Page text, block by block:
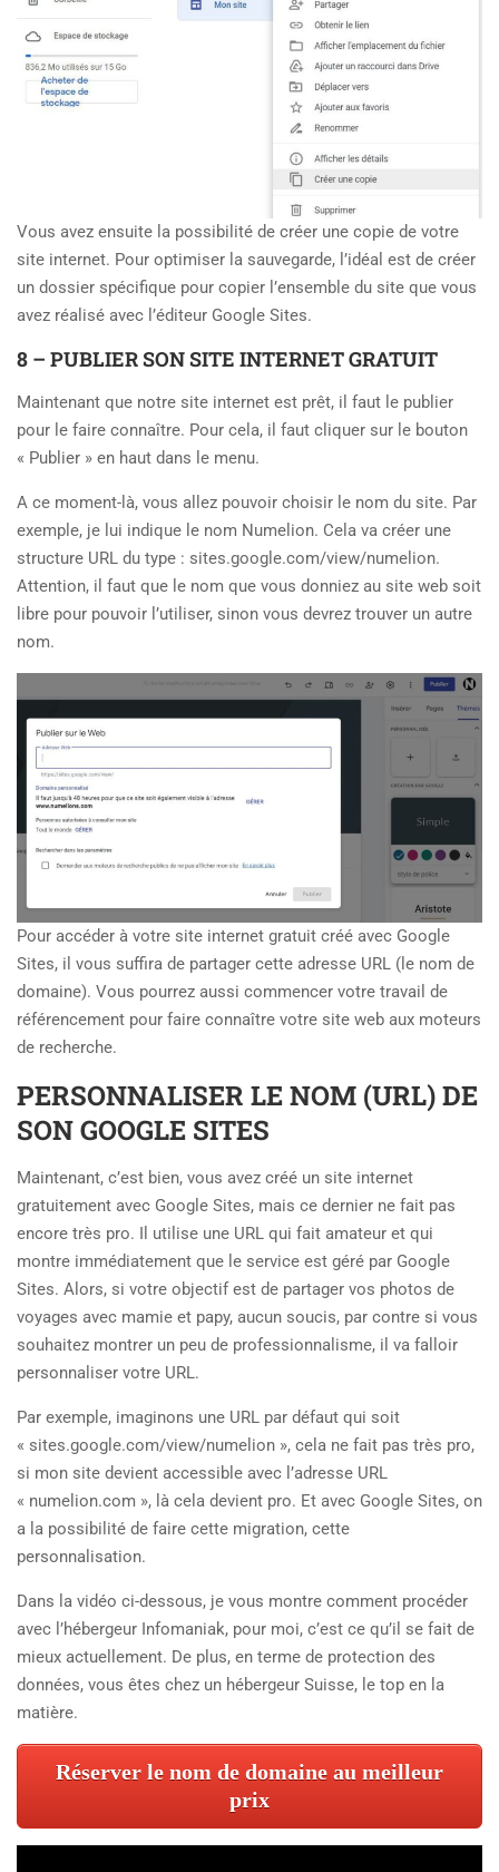
Vous avez ensuite la possibilité de créer une copie de votre
site internet. Pour optimiser la sauvegarde, l’idéal est de créer
un dossier spécifique pour copier l’ensemble du site que vous
avez réalisé avec l’éditeur Google Sites.
8 – PUBLIER SON SITE INTERNET GRATUIT
Maintenant que notre site internet est prêt, il faut le publier
pour le faire connaître. Pour cela, il faut cliquer sur le bouton
« Publier » en haut dans le menu.
A ce moment-là, vous allez pouvoir choisir le nom du site. Par
exemple, je lui indique le nom Numelion. Cela va créer une
structure URL du type : sites.google.com/view/numelion.
Attention, il faut que le nom que vous donniez au site web soit
libre pour pouvoir l’utiliser, sinon vous devrez trouver un autre
nom.
Pour accéder à votre site internet gratuit créé avec Google
Sites, il vous suffira de partager cette adresse URL (le nom de
domaine). Vous pourrez aussi commencer votre travail de
référencement pour faire connaître votre site web aux moteurs
de recherche.
PERSONNALISER LE NOM (URL) DE
SON GOOGLE SITES
Maintenant, c’est bien, vous avez créé un site internet
gratuitement avec Google Sites, mais ce dernier ne fait pas
encore très pro. Il utilise une URL qui fait amateur et qui
montre immédiatement que le service est géré par Google
Sites. Alors, si votre objectif est de partager vos photos de
voyages avec mamie et papy, aucun soucis, par contre si vous
souhaitez montrer un peu de professionnalisme, il va falloir
personnaliser votre URL.
Par exemple, imaginons une URL par défaut qui soit
« sites.google.com/view/numelion », cela ne fait pas très pro,
si mon site devient accessible avec l’adresse URL
« numelion.com », là cela devient pro. Et avec Google Sites, on
a la possibilité de faire cette migration, cette
personnalisation.
Dans la vidéo ci-dessous, je vous montre comment procéder
avec l’hébergeur Infomaniak, pour moi, c’est ce qu’il se fait de
mieux actuellement. De plus, en terme de protection des
données, vous êtes chez un hébergeur Suisse, le top en la
matière.
Réserver le nom de domaine au meilleur
prix